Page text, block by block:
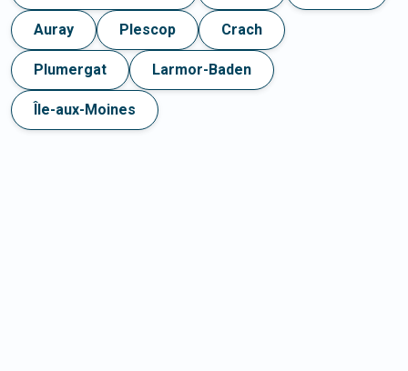
Auray Plescop Crach
Plumergat Larmor-Baden
Île-aux-Moines